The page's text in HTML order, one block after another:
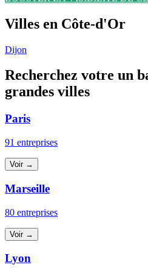
Villes en Côte-d'Or
Dijon
Recherchez votre un
grandes villes
Paris
91 entreprises
Voir →
Marseille
80 entreprises
Voir →
Lyon